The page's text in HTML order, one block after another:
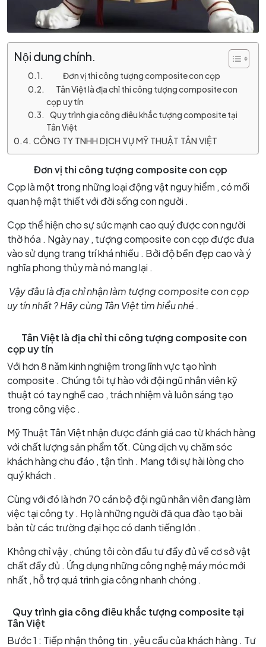
Nội dung chính.
Đơn vị thi công tượng composite con cọp
Tân Việt là địa chỉ thi công tượng composite con
cọp uy tín
Quy trình gia công điêu khắc tượng composite tại
Tân Việt
CÔNG TY TNHH DỊCH VỤ MỸ THUẬT TÂN VIỆT
Đơn vị thi công tượng composite con cọp
Cọp là một trong những loại động vật nguy hiểm , có mối
quan hệ mật thiết với đời sống con người .
Cọp thể hiện cho sự sức mạnh cao quý được con người
thờ hóa . Ngày nay , tượng composite con cọp được đưa
vào sử dụng trang trí khá nhiều . Bởi độ bền đẹp cao và ý
nghĩa phong thủy mà nó mang lại .
Vậy đâu là địa chỉ nhận làm tượng composite con cọp
uy tín nhất ? Hãy cùng Tân Việt tìm hiểu nhé .
Tân Việt là địa chỉ thi công tượng composite con
cọp uy tín
Với hơn 8 năm kinh nghiệm trong lĩnh vực tạo hình
composite . Chúng tôi tự hào với đội ngũ nhân viên kỹ
thuật có tay nghề cao , trách nhiệm và luôn sáng tạo
trong công việc .
Mỹ Thuật Tân Việt nhận được đánh giá cao từ khách hàng
với chất lượng sản phẩm tốt. Cùng dịch vụ chăm sóc
khách hàng chu đáo , tận tình . Mang tới sự hài lòng cho
quý khách .
Cùng với đó là hơn 70 cán bộ đội ngũ nhân viên đang làm
việc tại công ty . Họ là những người đã qua đào tạo bài
bản từ các trường đại học có danh tiếng lớn .
Không chỉ vậy , chúng tôi còn đầu tư đầy đủ về cơ sở vật
chất đầy đủ . Ứng dụng những công nghệ máy móc mới
nhất , hỗ trợ quá trình gia công nhanh chóng .
Quy trình gia công điêu khắc tượng composite tại
Tân Việt
Bước 1 : Tiếp nhận thông tin , yêu cầu của khách hàng . Tư